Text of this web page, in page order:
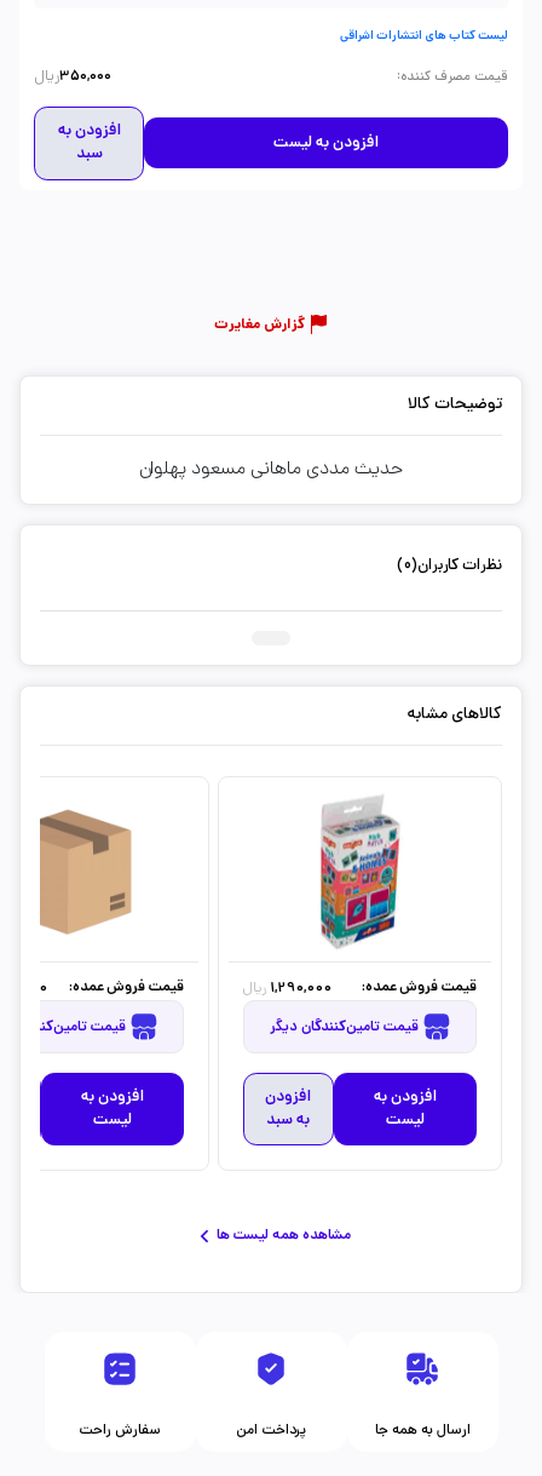
لیست کتاب های انتشارات اشراقی
قیمت مصرف کننده:
350,000ریال
افزودن به لیست
افزودن به
سبد
گزارش مغایرت
توضیحات کالا
حدیث مددی ماهانی مسعود پهلوان
نظرات کاربران(0)
کالاهای مشابه
قیمت فروش عمده: 1,290,000 ریال
قیمت تامین‌کنندگان دیگر
افزودن به
لیست
افزودن
به سبد
قیمت فروش عمده:
قیمت تامین‌کنندگان دیگر
افزودن به
لیست
مشاهده همه لیست ها
سفارش راحت پرداخت امن ارسال به همه جا